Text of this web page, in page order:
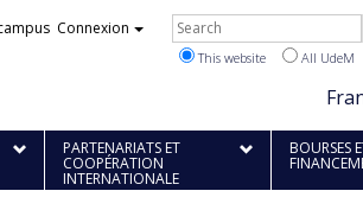
de
la
Connexion Rechercher
This website All UdeM
PARTENARIATS ET
COOPÉRATION
INTERNATIONALE
BOURSES